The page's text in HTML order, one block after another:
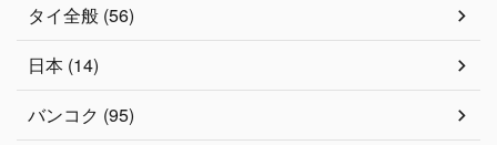
タイ全般 (56)
日本 (14)
バンコク (95)